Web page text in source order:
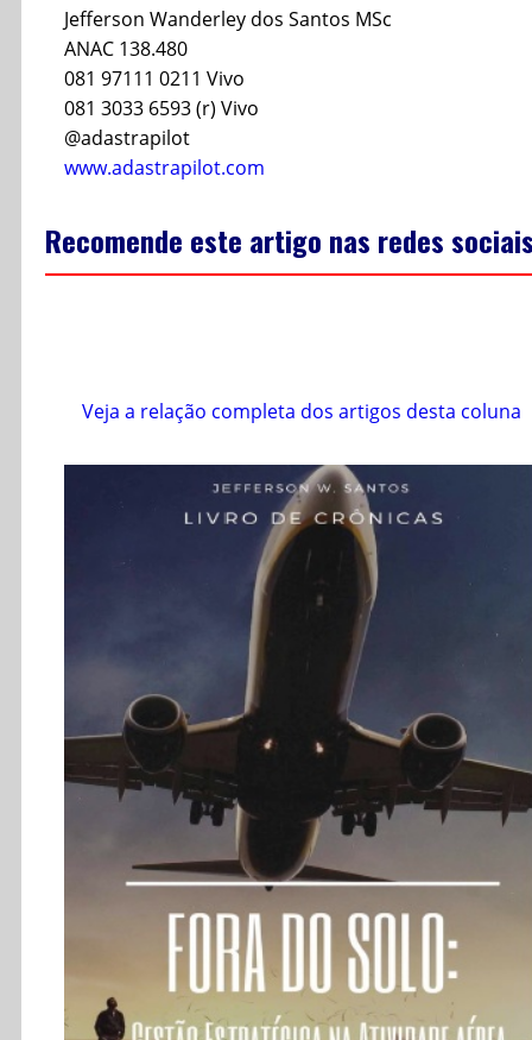
Jefferson Wanderley dos Santos MSc
ANAC 138.480
081 97111 0211 Vivo
081 3033 6593 (r) Vivo
@adastrapilot
www.adastrapilot.com
Recomende este artigo nas redes
Veja a relação completa dos artigos desta coluna